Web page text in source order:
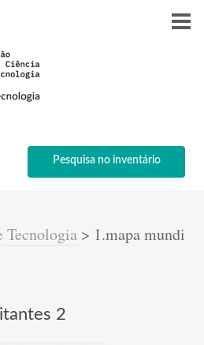
Pesquisa no inventário
Tecnologia > 1.mapa mundi
2